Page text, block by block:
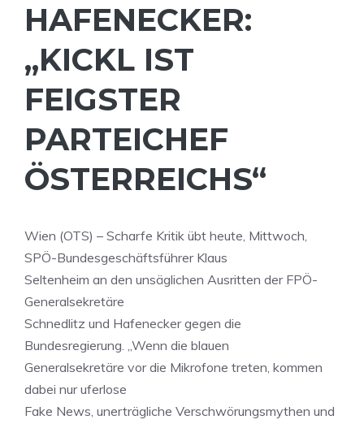
HAFENECKER:
„KICKL IST
FEIGSTER
PARTEICHEF
ÖSTERREICHS“
Wien (OTS) – Scharfe Kritik übt heute, Mittwoch,
SPÖ-Bundesgeschäftsführer Klaus
Seltenheim an den unsäglichen Ausritten der FPÖ-
Generalsekretäre
Schnedlitz und Hafenecker gegen die
Bundesregierung. „Wenn die blauen
Generalsekretäre vor die Mikrofone treten, kommen
dabei nur uferlose
Fake News, unerträgliche Verschwörungsmythen und